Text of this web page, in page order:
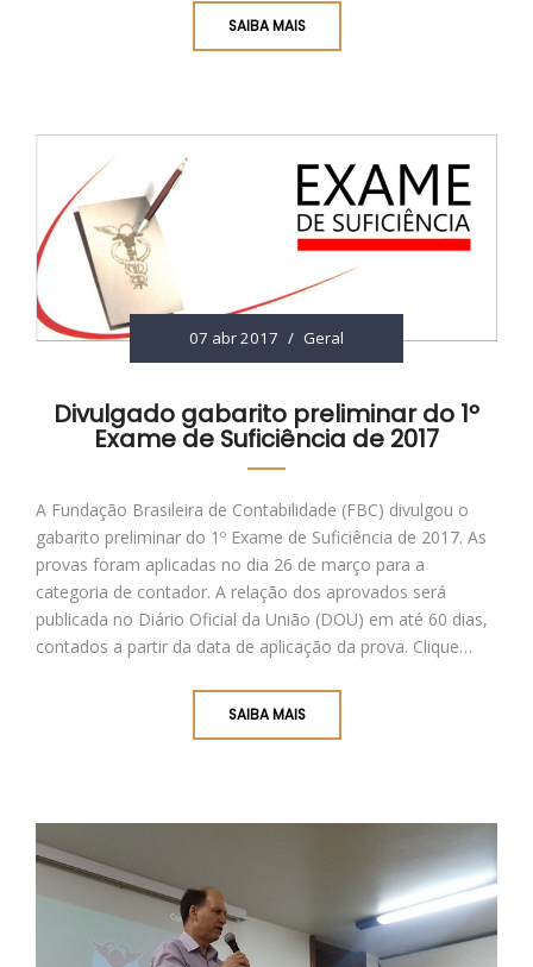
SAIBA MAIS
07 abr 2017 / Geral
Divulgado gabarito preliminar do 1º
Exame de Suficiência de 2017
A Fundação Brasileira de Contabilidade (FBC) divulgou o
gabarito preliminar do 1º Exame de Suficiência de 2017. As
provas foram aplicadas no dia 26 de março para a
categoria de contador. A relação dos aprovados será
publicada no Diário Oficial da União (DOU) em até 60 dias,
contados a partir da data de aplicação da prova. Clique…
SAIBA MAIS